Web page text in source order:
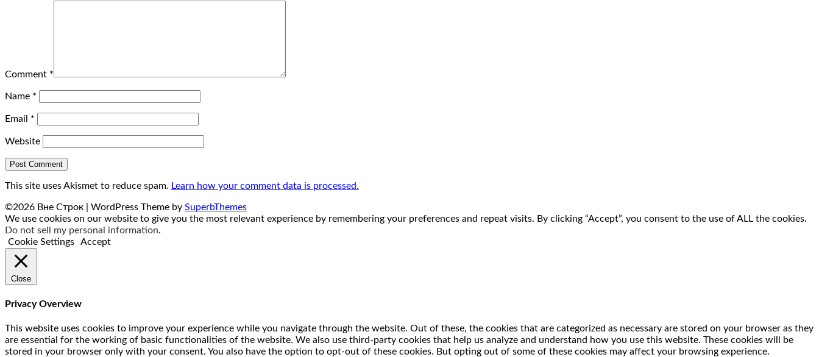
Comment *
Name *
Email *
Website
This site uses Akismet to reduce spam. Learn how your comment data is processed.
©2026 Вне Строк | WordPress Theme by SuperbThemes
We use cookies on our website to give you the most relevant experience by remembering your preferences and repeat visits. By clicking “Accept”, you consent to the use of ALL the cookies.
Do not sell my personal information.
Cookie Settings
Accept
Close
Privacy Overview
This website uses cookies to improve your experience while you navigate through the website. Out of these, the cookies that are categorized as necessary are stored on your browser as they
are essential for the working of basic functionalities of the website. We also use third-party cookies that help us analyze and understand how you use this website. These cookies will be
stored in your browser only with your consent. You also have the option to opt-out of these cookies. But opting out of some of these cookies may affect your browsing experience.